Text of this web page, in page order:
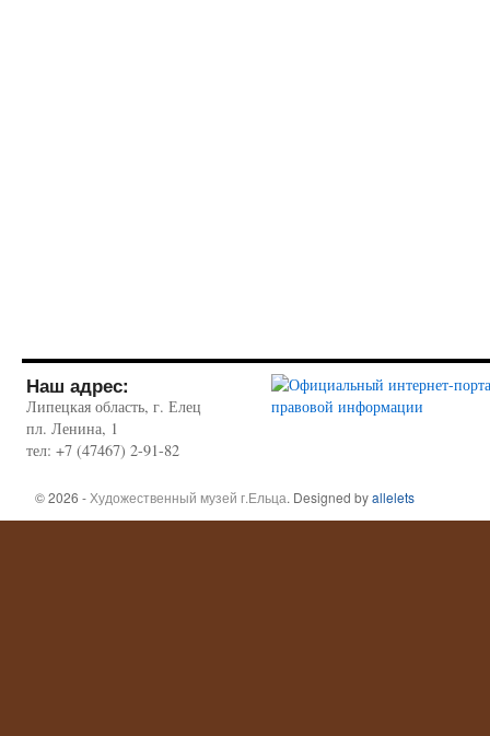
Наш адрес:
Липецкая область, г. Елец
пл. Ленина, 1
тел: +7 (47467) 2-91-82
© 2026 - Художественный музей г.Ельца. Designed byallelets